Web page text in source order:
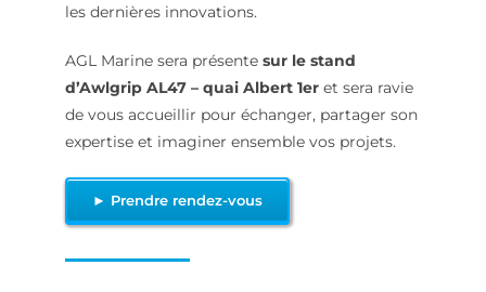
les dernières innovations.
AGL Marine sera présente sur le stand
d’Awlgrip AL47 – quai Albert 1er et sera ravie
de vous accueillir pour échanger, partager son
expertise et imaginer ensemble vos projets.
► Prendre rendez-vous